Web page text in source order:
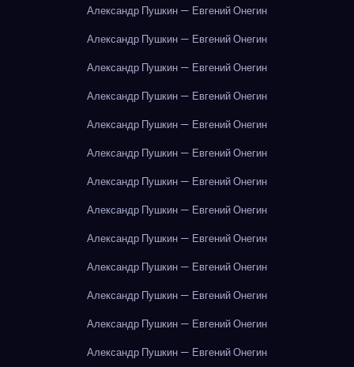
Александр Пушкин — Евгений Онегин
Александр Пушкин — Евгений Онегин
Александр Пушкин — Евгений Онегин
Александр Пушкин — Евгений Онегин
Александр Пушкин — Евгений Онегин
Александр Пушкин — Евгений Онегин
Александр Пушкин — Евгений Онегин
Александр Пушкин — Евгений Онегин
Александр Пушкин — Евгений Онегин
Александр Пушкин — Евгений Онегин
Александр Пушкин — Евгений Онегин
Александр Пушкин — Евгений Онегин
Александр Пушкин — Евгений Онегин